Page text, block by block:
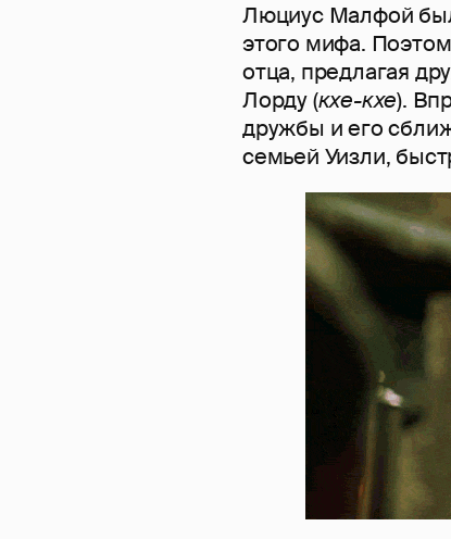
Люциус Малфой
этого мифа.
отца, предлагая
Лорду (кхе-кхе).
дружбы и его
семьей Уизли,